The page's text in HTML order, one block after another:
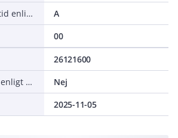
Förlängd ansvarstid enligt ALEM-09
A
00
26121600
Informationsplikt enligt REACH
Nej
2025-11-05